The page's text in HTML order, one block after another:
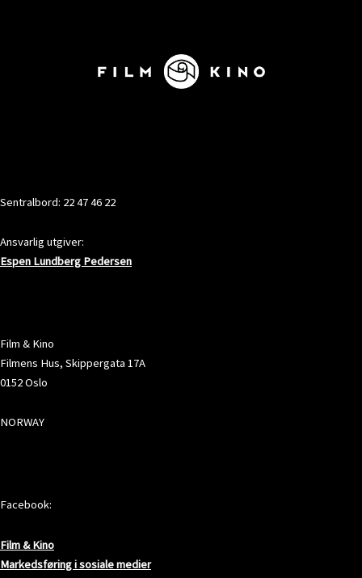
Sentralbord: 22 47 46 22
Ansvarlig utgiver:
Espen Lundberg Pedersen
Film & Kino
Filmens Hus, Skippergata 17A
0152 Oslo
NORWAY
Facebook:
Film & Kino
Markedsføring i sosiale medier